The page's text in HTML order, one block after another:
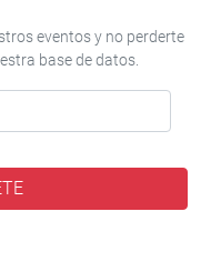
eventos y no perderte
base de datos.